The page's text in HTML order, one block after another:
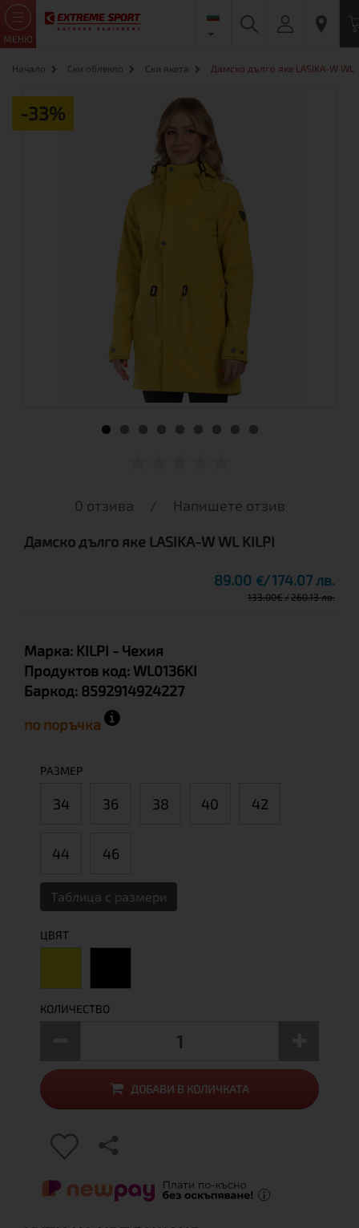
МЕНЮ
Начало Ски облекло Ски якета Дамскo дълго яке LASIKA-W WL
-33%
0 отзива / Напишете отзив
Дамскo дълго яке LASIKA-W WL KILPI
89.00 € 174.07 лв.
133.00€ 260.13 лв.
Марка: KILPI - Чехия
Продуктов код: WL0136KI
Баркод: 8592914924227
по поръчка
РАЗМЕР
34 36 38 40 42
44 46
Таблица с размери
ЦВЯТ
КОЛИЧЕСТВО
ДОБАВИ В КОЛИЧКАТА